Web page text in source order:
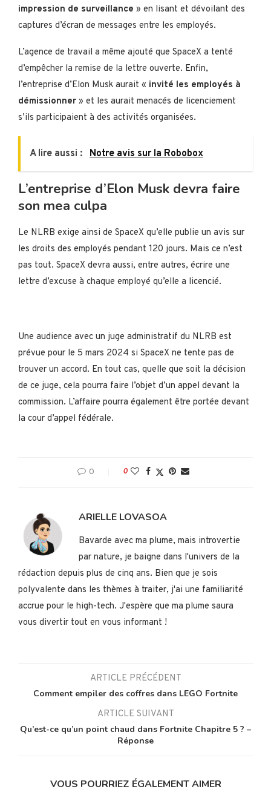
impression de surveillance » en lisant et dévoilant des
captures d’écran de messages entre les employés.
L’agence de travail a même ajouté que SpaceX a tenté
d’empêcher la remise de la lettre ouverte. Enfin,
l’entreprise d’Elon Musk aurait « invité les employés à
démissionner » et les aurait menacés de licenciement
s’ils participaient à des activités organisées.
A lire aussi : Notre avis sur la Robobox
L’entreprise d’Elon Musk devra faire
son mea culpa
Le NLRB exige ainsi de SpaceX qu’elle publie un avis sur
les droits des employés pendant 120 jours. Mais ce n’est
pas tout. SpaceX devra aussi, entre autres, écrire une
lettre d’excuse à chaque employé qu’elle a licencié.
Une audience avec un juge administratif du NLRB est
prévue pour le 5 mars 2024 si SpaceX ne tente pas de
trouver un accord. En tout cas, quelle que soit la décision
de ce juge, cela pourra faire l’objet d’un appel devant la
commission. L’affaire pourra également être portée devant
la cour d’appel fédérale.
0 0
ARIELLE LOVASOA
Bavarde avec ma plume, mais introvertie
par nature, je baigne dans l'univers de la
rédaction depuis plus de cinq ans. Bien que je sois
polyvalente dans les thèmes à traiter, j'ai une familiarité
accrue pour le high-tech. J'espère que ma plume saura
vous divertir tout en vous informant !
ARTICLE PRÉCÉDENT
Comment empiler des coffres dans LEGO Fortnite
ARTICLE SUIVANT
Qu’est-ce qu’un point chaud dans Fortnite Chapitre 5 ? –
Réponse
VOUS POURRIEZ ÉGALEMENT AIMER